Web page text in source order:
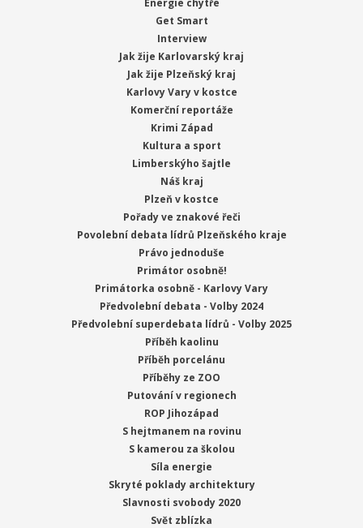
Get Smart
Interview
Jak žije Karlovarský kraj
Jak žije Plzeňský kraj
Karlovy Vary v kostce
Komerční reportáže
Krimi Západ
Kultura a sport
Limberskýho šajtle
Náš kraj
Plzeň v kostce
Pořady ve znakové řeči
Povolební debata lídrů Plzeňského kraje
Právo jednoduše
Primátor osobně!
Primátorka osobně - Karlovy Vary
Předvolební debata - Volby 2024
Předvolební superdebata lídrů - Volby 2025
Příběh kaolinu
Příběh porcelánu
Příběhy ze ZOO
Putování v regionech
ROP Jihozápad
S hejtmanem na rovinu
S kamerou za školou
Síla energie
Skryté poklady architektury
Slavnosti svobody 2020
Svět zblízka